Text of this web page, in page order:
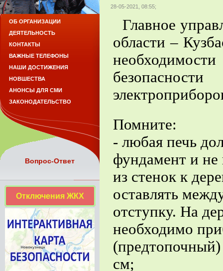
28-05-2021, 08:55;
Главное
области –
Помните:
- любая печь
фундамент и не
из стенок к
оставлять
отступку. На
необходимо
см;
ОБ ОРГАНИЗАЦИИ
ДЕЯТЕЛЬНОСТЬ
КОНТАКТЫ
ВАЖНЫЕ ТЕЛЕФОНЫ
НАШИ ДОСТИЖЕНИЯ
НОВШЕСТВА
АНОНСЫ ДЛЯ СМИ
ЗАКОНОДАТЕЛЬСТВО
Вопрос-Ответ
Отключения ЖКХ